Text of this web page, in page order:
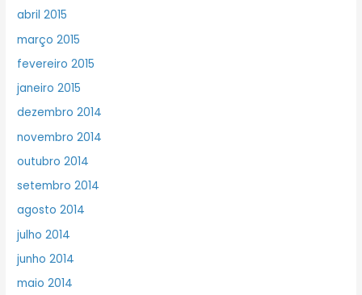
abril 2015
março 2015
fevereiro 2015
janeiro 2015
dezembro 2014
novembro 2014
outubro 2014
setembro 2014
agosto 2014
julho 2014
junho 2014
maio 2014